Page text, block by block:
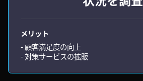
メリット
- 顧客満足度の向上
- 対策サービスの拡販